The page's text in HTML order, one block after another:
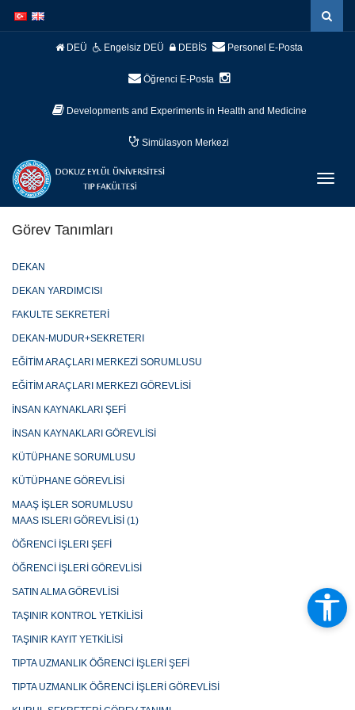
atla
atla
DEÜ Engelsiz DEÜ DEBİS Personel E-Posta
Öğrenci E-Posta
Developments and Experiments in Health and Medicine
Simülasyon Merkezi
Görev Tanımları
DEKAN
DEKAN YARDIMCISI
FAKULTE SEKRETERİ
DEKAN-MUDUR+SEKRETERI
EĞİTİM ARAÇLARI MERKEZİ SORUMLUSU
EĞİTİM ARAÇLARI MERKEZI GÖREVLİSİ
İNSAN KAYNAKLARI ŞEFİ
İNSAN KAYNAKLARI GÖREVLİSİ
KÜTÜPHANE SORUMLUSU
KÜTÜPHANE GÖREVLİSİ
MAAŞ İŞLER SORUMLUSU
MAAS ISLERI GÖREVLİSİ (1)
ÖĞRENCİ İŞLERI ŞEFİ
ÖĞRENCİ İŞLERİ GÖREVLİSİ
SATIN ALMA GÖREVLİSİ
TAŞINIR KONTROL YETKİLİSİ
TAŞINIR KAYIT YETKİLİSİ
TIPTA UZMANLIK ÖĞRENCİ İŞLERİ ŞEFİ
TIPTA UZMANLIK ÖĞRENCİ İŞLERİ GÖREVLİSİ